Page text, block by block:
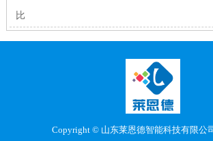
比
Copyright © 山东莱恩德智能科技有限公